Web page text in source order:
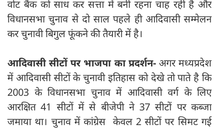
वोट बैंक को साध कर सत्ता में बनी रहना चाह रही है और
विधानसभा चुनाव से दो साल पहले ही आदिवासी सम्मेलन
कर चुनावी बिगुल फूंकने की तैयारी में है।
आदिवासी सीटों पर भाजपा का प्रदर्शन- अगर मध्यप्रदेश
में आदिवासी सीटों के चुनावी इतिहास को देखे तो पाते है कि
2003 के विधानसभा चुनाव में आदिवासी वर्ग के लिए
आरक्षित 41 सीटों में से बीजेपी ने 37 सीटों पर कब्जा
जमाया था। चुनाव में कांग्रेस केवल 2 सीटों पर सिमट गई